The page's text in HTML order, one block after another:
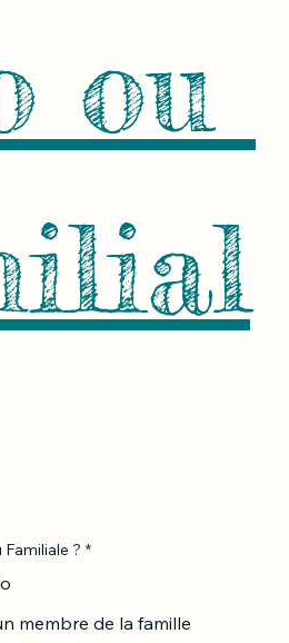
ou
? *
membre de la famille